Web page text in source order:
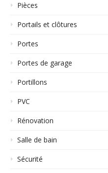
Pièces
Portails et clôtures
Portes
Portes de garage
Portillons
PVC
Rénovation
Salle de bain
Sécurité